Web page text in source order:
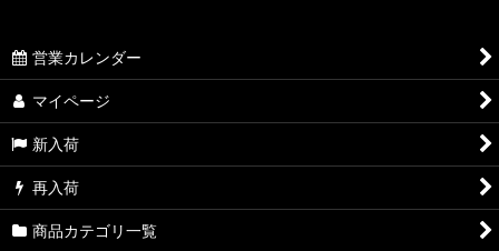
営業カレンダー
マイページ
新入荷
再入荷
商品カテゴリ一覧